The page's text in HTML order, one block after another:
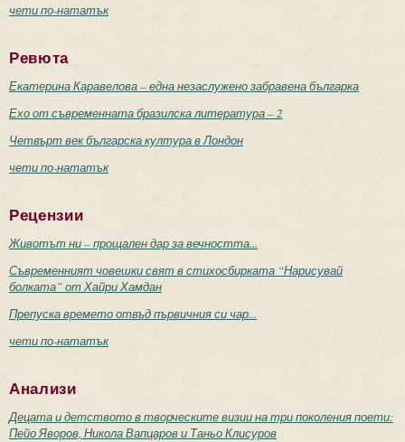
чети по-нататък
Ревюта
Екатерина Каравелова – една незаслужено забравена българка
Ехо от съвременната бразилска литература – 2
Четвърт век българска култура в Лондон
чети по-нататък
Рецензии
Животът ни – прощален дар за вечността...
Съвременният човешки свят в стихосбирката “Нарисувай
болката” от Хайри Хамдан
Препуска времето отвъд първичния си чар...
чети по-нататък
Анализи
Децата и детството в творческите визии на три поколения поети:
Пейо Яворов, Никола Вапцаров и Таньо Клисуров